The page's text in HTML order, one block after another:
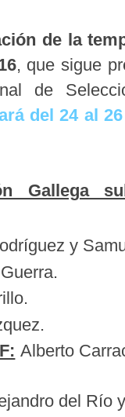
de la
, que sigue
de
del 24 al
Gallega
y
Alberto
del Río